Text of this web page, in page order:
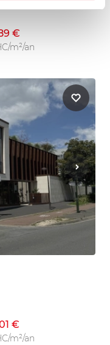
€
m²/an
€
m²/an